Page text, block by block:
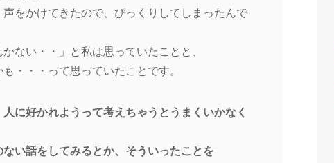
をかけてきたので、びっくりしてしまったんで
ない・・」と私は思っていたことと、
・・・って思っていたことです。
人に好かれようって考えちゃうとうまくいかなく
い話をしてみるとか、そういったことを